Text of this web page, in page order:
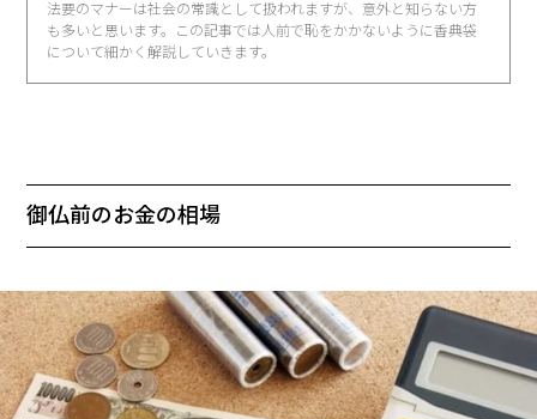
法要のマナーは社会の常識として扱われますが、意外と知らない方
も多いと思います。この記事では人前で恥をかかないように香典袋
について細かく解説していきます。
御仏前のお金の相場